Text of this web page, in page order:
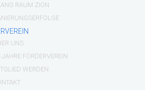
RAUM ZION
UNS
JAHRE FÖRDERVEREIN
WERDEN